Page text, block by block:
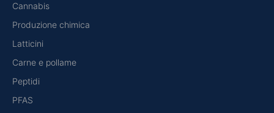
Cannabis
Produzione chimica
Latticini
Carne e pollame
Peptidi
PFAS